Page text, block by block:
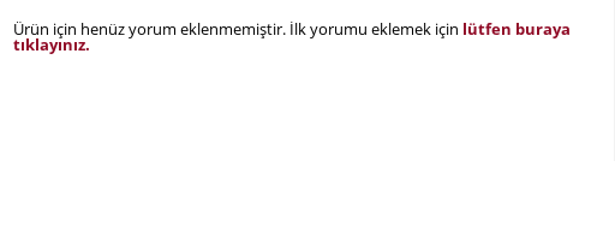
Ürün için henüz yorum eklenmemiştir. İlk yorumu eklemek için lütfen buraya
tıklayınız.